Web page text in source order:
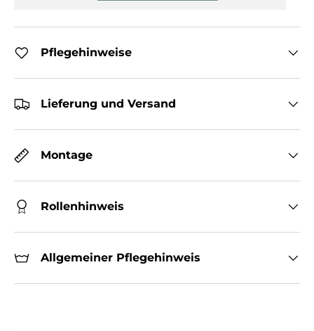
Pflegehinweise
Lieferung und Versand
Montage
Rollenhinweis
Allgemeiner Pflegehinweis